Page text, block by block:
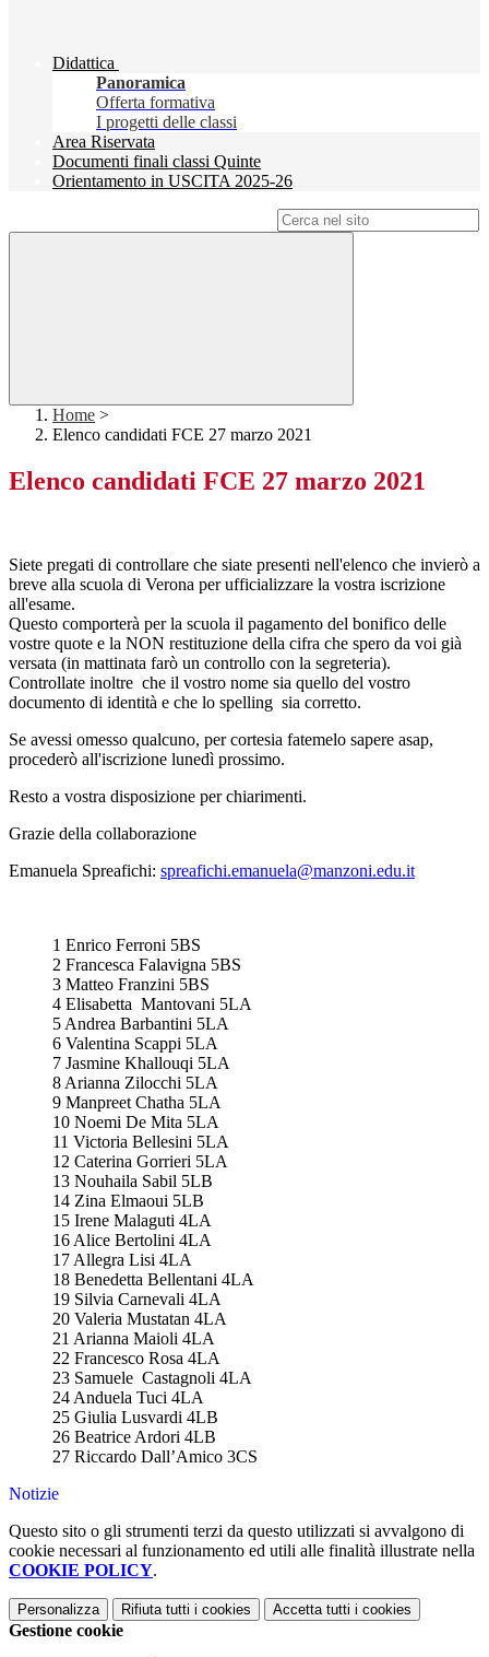
Didattica
Panoramica
Offerta formativa
I progetti delle classi
Area Riservata
Documenti finali classi Quinte
Orientamento in USCITA 2025-26
Home >
Elenco candidati FCE 27 marzo 2021
Elenco candidati FCE 27 marzo 2021
Siete pregati di controllare che siate presenti nell'elenco che invierò a
breve alla scuola di Verona per ufficializzare la vostra iscrizione
all'esame.
Questo comporterà per la scuola il pagamento del bonifico delle
vostre quote e la NON restituzione della cifra che spero da voi già
versata (in mattinata farò un controllo con la segreteria).
Controllate inoltre che il vostro nome sia quello del vostro
documento di identità e che lo spelling sia corretto.
Se avessi omesso qualcuno, per cortesia fatemelo sapere asap,
procederò all'iscrizione lunedì prossimo.
Resto a vostra disposizione per chiarimenti.
Grazie della collaborazione
Emanuela Spreafichi: spreafichi.emanuela@manzoni.edu.it
1 Enrico Ferroni 5BS
2 Francesca Falavigna 5BS
3 Matteo Franzini 5BS
4 Elisabetta Mantovani 5LA
5 Andrea Barbantini 5LA
6 Valentina Scappi 5LA
7 Jasmine Khallouqi 5LA
8 Arianna Zilocchi 5LA
9 Manpreet Chatha 5LA
10 Noemi De Mita 5LA
11 Victoria Bellesini 5LA
12 Caterina Gorrieri 5LA
13 Nouhaila Sabil 5LB
14 Zina Elmaoui 5LB
15 Irene Malaguti 4LA
16 Alice Bertolini 4LA
17 Allegra Lisi 4LA
18 Benedetta Bellentani 4LA
19 Silvia Carnevali 4LA
20 Valeria Mustatan 4LA
21 Arianna Maioli 4LA
22 Francesco Rosa 4LA
23 Samuele Castagnoli 4LA
24 Anduela Tuci 4LA
25 Giulia Lusvardi 4LB
26 Beatrice Ardori 4LB
27 Riccardo Dall’Amico 3CS
Notizie
Questo sito o gli strumenti terzi da questo utilizzati si avvalgono di
cookie necessari al funzionamento ed utili alle finalità illustrate nella
COOKIE POLICY.
Personalizza Rifiuta tutti i cookies Accetta tutti i cookies
Gestione cookie